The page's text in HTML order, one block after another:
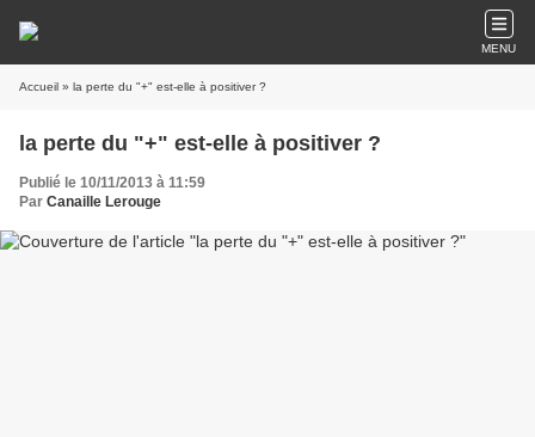
MENU
Accueil » la perte du "+" est-elle à positiver ?
la perte du "+" est-elle à positiver ?
Publié le 10/11/2013 à 11:59
Par Canaille Lerouge